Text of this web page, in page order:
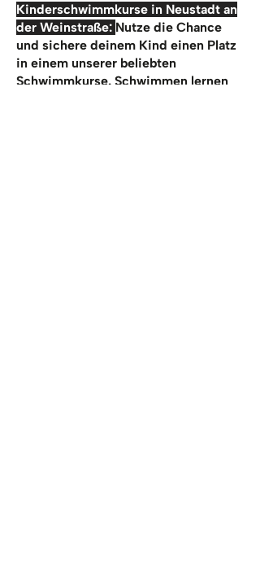
Kinderschwimmkurse in Neustadt an
der Weinstraße: Nutze die Chance
und sichere deinem Kind einen Platz
in einem unserer beliebten
Schwimmkurse. Schwimmen lernen